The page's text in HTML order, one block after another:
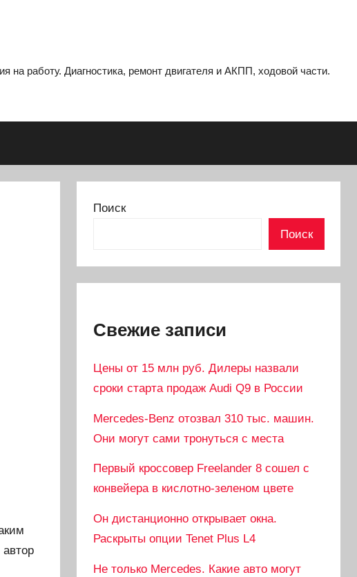
на работу. Диагностика, ремонт двигателя и АКПП, ходовой части.
Поиск
Поиск
Свежие записи
Цены от 15 млн руб. Дилеры назвали
сроки старта продаж Audi Q9 в России
Mercedes-Benz отозвал 310 тыс. машин.
Они могут сами тронуться с места
Первый кроссовер Freelander 8 сошел с
конвейера в кислотно-зеленом цвете
Он дистанционно открывает окна.
Раскрыты опции Tenet Plus L4
Не только Mercedes. Какие авто могут